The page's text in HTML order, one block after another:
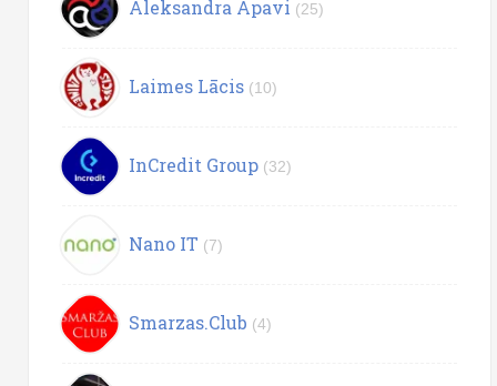
Aleksandra Apavi (25)
Laimes Lācis (10)
InCredit Group (32)
Nano IT (7)
Smarzas.Club (4)